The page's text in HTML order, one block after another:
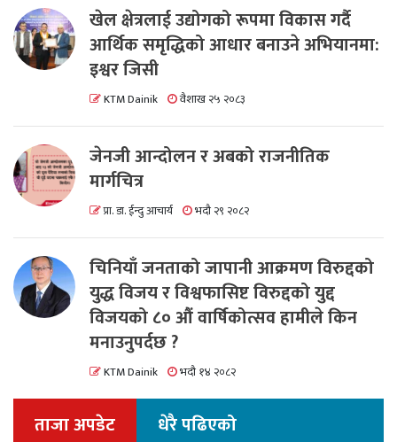
खेल क्षेत्रलाई उद्योगको रूपमा विकास गर्दै
आर्थिक समृद्धिको आधार बनाउने अभियानमा:
इश्वर जिसी
KTM Dainik वैशाख २५ २०८३
जेनजी आन्दोलन र अबको राजनीतिक
मार्गचित्र
प्रा. डा. ईन्दु आचार्य भदौ २९ २०८२
चिनियाँ जनताको जापानी आक्रमण विरुद्दको
युद्ध विजय र विश्वफासिष्ट विरुद्दको युद्द
विजयको ८० औं वार्षिकोत्सव हामीले किन
मनाउनुपर्दछ ?
KTM Dainik भदौ १४ २०८२
ताजा अपडेट धेरै पढिएको